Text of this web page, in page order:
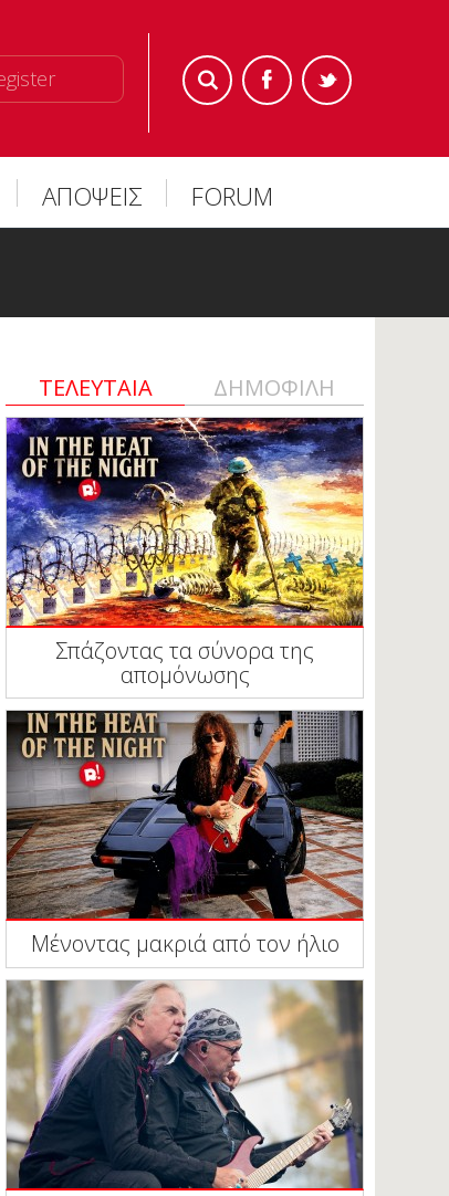
ΑΠΟΨΕΙΣ FORUM
ΤΕΛΕΥΤΑΙΑ ΔΗΜΟΦΙΛΗ
Σπάζοντας τα σύνορα της
απομόνωσης
Μένοντας μακριά από τον ήλιο